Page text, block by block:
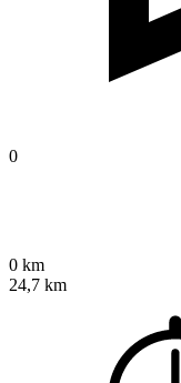
0
0 km
24,7 km